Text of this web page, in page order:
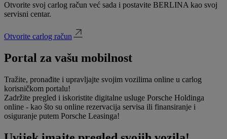
Otvorite svoj carlog račun već sada i postavite BERLINA kao svoj
servisni centar.
Otvorite carlog račun
Portal za vašu mobilnost
Tražite, pronađite i upravljajte svojim vozilima online u carlog
korisničkom portalu!
Zadržite pregled i iskoristite digitalne usluge Porsche Holdinga
online - kao što su online rezervacija servisa ili finansiranje i
osiguranje putem Porsche Leasinga!